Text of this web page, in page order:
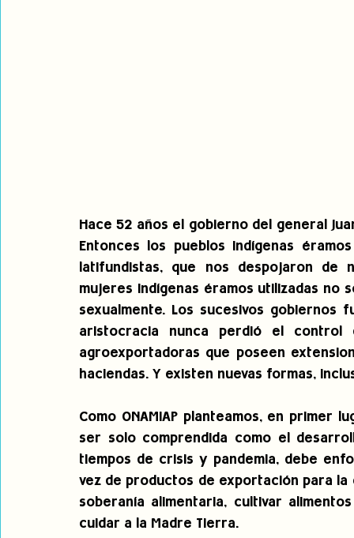
Hace 52 años el gobierno del general
Entonces los pueblos indígenas
latifundistas, que nos despojaron de
mujeres indígenas éramos utilizadas no
sexualmente. Los sucesivos
aristocracia nunca perdió el control
agroexportadoras que poseen
haciendas. Y existen nuevas formas,
Como ONAMIAP planteamos, en primer
ser solo comprendida como el
tiempos de crisis y pandemia, debe
vez de productos de exportación para
soberanía alimentaria, cultivar
cuidar a la Madre Tierra.